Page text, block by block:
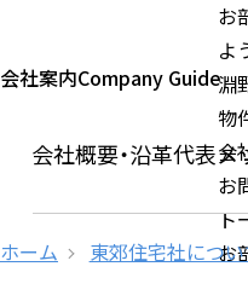
お
よ
淵
物
会
お
ト
お
会社案内Company Guide
会社概要・沿革代表メ
ホーム 東郊住宅社につ